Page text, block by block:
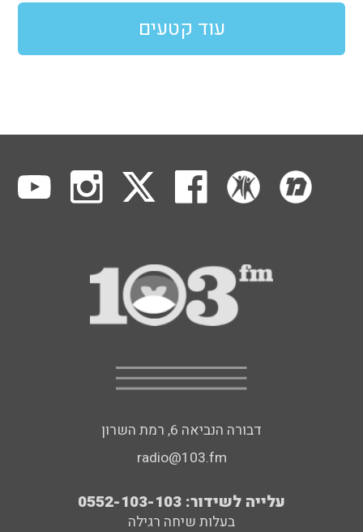
עוד קטעים
דבורה הנביאה 6, רמת השרון
radio@103.fm
עלייה לשידור: 0552-103-103
בעלות שיחה רגילה